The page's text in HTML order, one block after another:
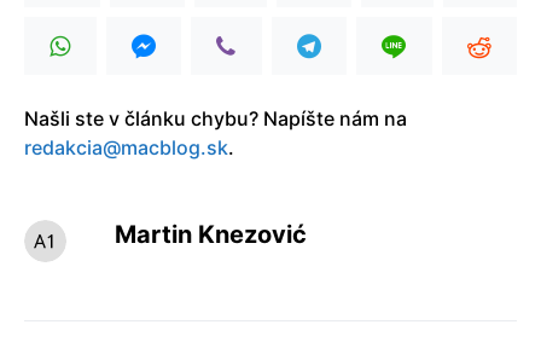
Našli ste v článku chybu? Napíšte nám na
redakcia@macblog.sk.
Martin Knezović